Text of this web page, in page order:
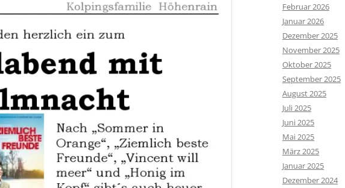
Februar 2026
Januar 2026
Dezember 2025
November 2025
Oktober 2025
September 2025
August 2025
Juli 2025
Juni 2025
Mai 2025
März 2025
Januar 2025
Dezember 2024